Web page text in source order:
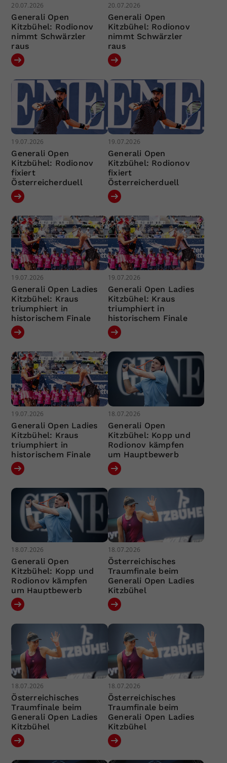
20.07.2026
Generali Open
Kitzbühel: Rodionov
nimmt Schwärzler
raus
20.07.2026
Generali Open
Kitzbühel: Rodionov
nimmt Schwärzler
raus
19.07.2026
Generali Open
Kitzbühel: Rodionov
fixiert
Österreicherduell
19.07.2026
Generali Open
Kitzbühel: Rodionov
fixiert
Österreicherduell
19.07.2026
Generali Open Ladies
Kitzbühel: Kraus
triumphiert in
historischem Finale
19.07.2026
Generali Open Ladies
Kitzbühel: Kraus
triumphiert in
historischem Finale
19.07.2026
Generali Open Ladies
Kitzbühel: Kraus
triumphiert in
historischem Finale
18.07.2026
Generali Open
Kitzbühel: Kopp und
Rodionov kämpfen
um Hauptbewerb
18.07.2026
Generali Open
Kitzbühel: Kopp und
Rodionov kämpfen
um Hauptbewerb
18.07.2026
Österreichisches
Traumfinale beim
Generali Open Ladies
Kitzbühel
18.07.2026
Österreichisches
Traumfinale beim
Generali Open Ladies
Kitzbühel
18.07.2026
Österreichisches
Traumfinale beim
Generali Open Ladies
Kitzbühel